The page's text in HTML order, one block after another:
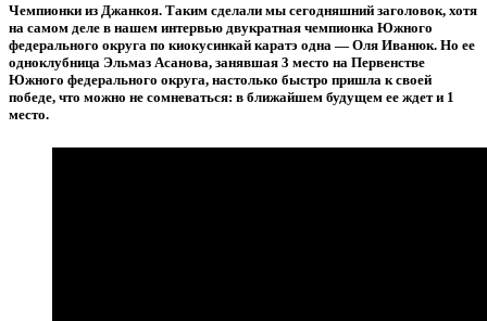
Чемпионки из Джанкоя. Таким сделали мы сегодняшний заголовок, хотя
на самом деле в нашем интервью двукратная чемпионка Южного
федерального округа по киокусинкай каратэ одна — Оля Иванюк. Но ее
одноклубница Эльмаз Асанова, занявшая 3 место на Первенстве
Южного федерального округа, настолько быстро пришла к своей
победе, что можно не сомневаться: в ближайшем будущем ее ждет и 1
место.